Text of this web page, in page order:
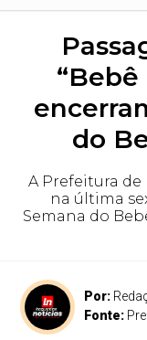
do
A Prefeitura de
na última
Semana do
Por:
Fonte: